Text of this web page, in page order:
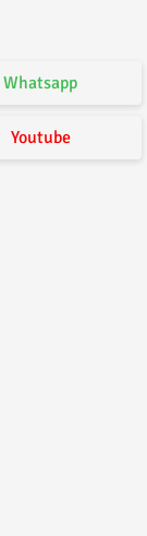
Whatsapp
Youtube